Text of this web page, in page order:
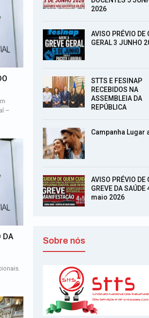
–
DA
2026
AVISO PRÉVIO DE
GERAL 3 JUNHO
STTS E FESINAP
RECEBIDOS NA
ASSEMBLEIA DA
REPÚBLICA
Campanha Lugar
AVISO PRÉVIO DE
GREVE DA SAÚDE
maio 2026
Sobre nós